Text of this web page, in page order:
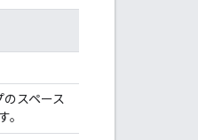
スペース
。